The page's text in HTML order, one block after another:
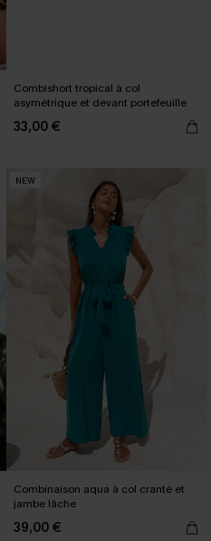
Combishort tropical à col
asymétrique et devant portefeuille
33,00 €
NEW
Combinaison aqua à col cranté et
jambe lâche
39,00 €